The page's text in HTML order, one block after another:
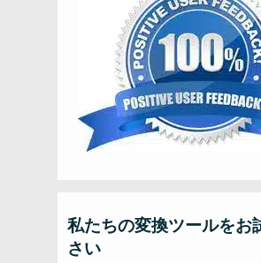
私たちの変換ツールをお
さい